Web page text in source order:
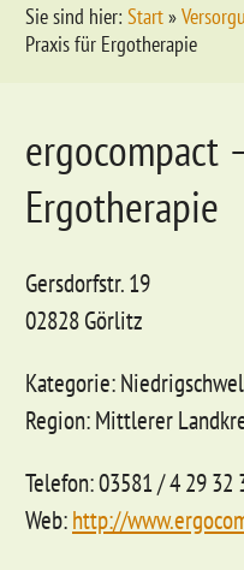
Sie sind hier: Start»
Praxis für Ergotherapie
ergocompact
Ergotherapie
Gersdorfstr. 19
02828 Görlitz
Kategorie:
Region: Mittlerer
Telefon: 03581 / 4 29 32
Web:http://